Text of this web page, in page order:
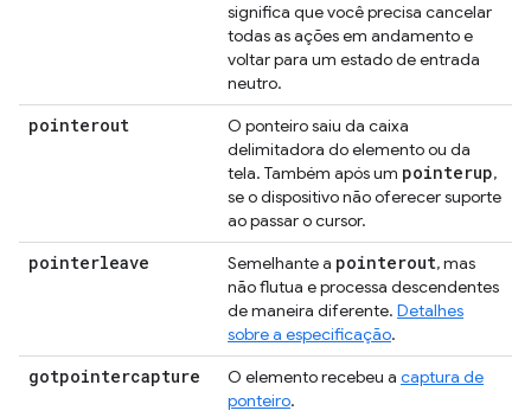
significa que você precisa cancelar
todas as ações em andamento e
voltar para um estado de entrada
neutro.
pointerout
O ponteiro saiu da caixa
delimitadora do elemento ou da
tela. Também após um pointerup,
se o dispositivo não oferecer suporte
ao passar o cursor.
pointerleave Semelhante a pointerout, mas
não flutua e processa descendentes
de maneira diferente. Detalhes
sobre a especificação.
gotpointercapture O elemento recebeu a captura de
ponteiro.